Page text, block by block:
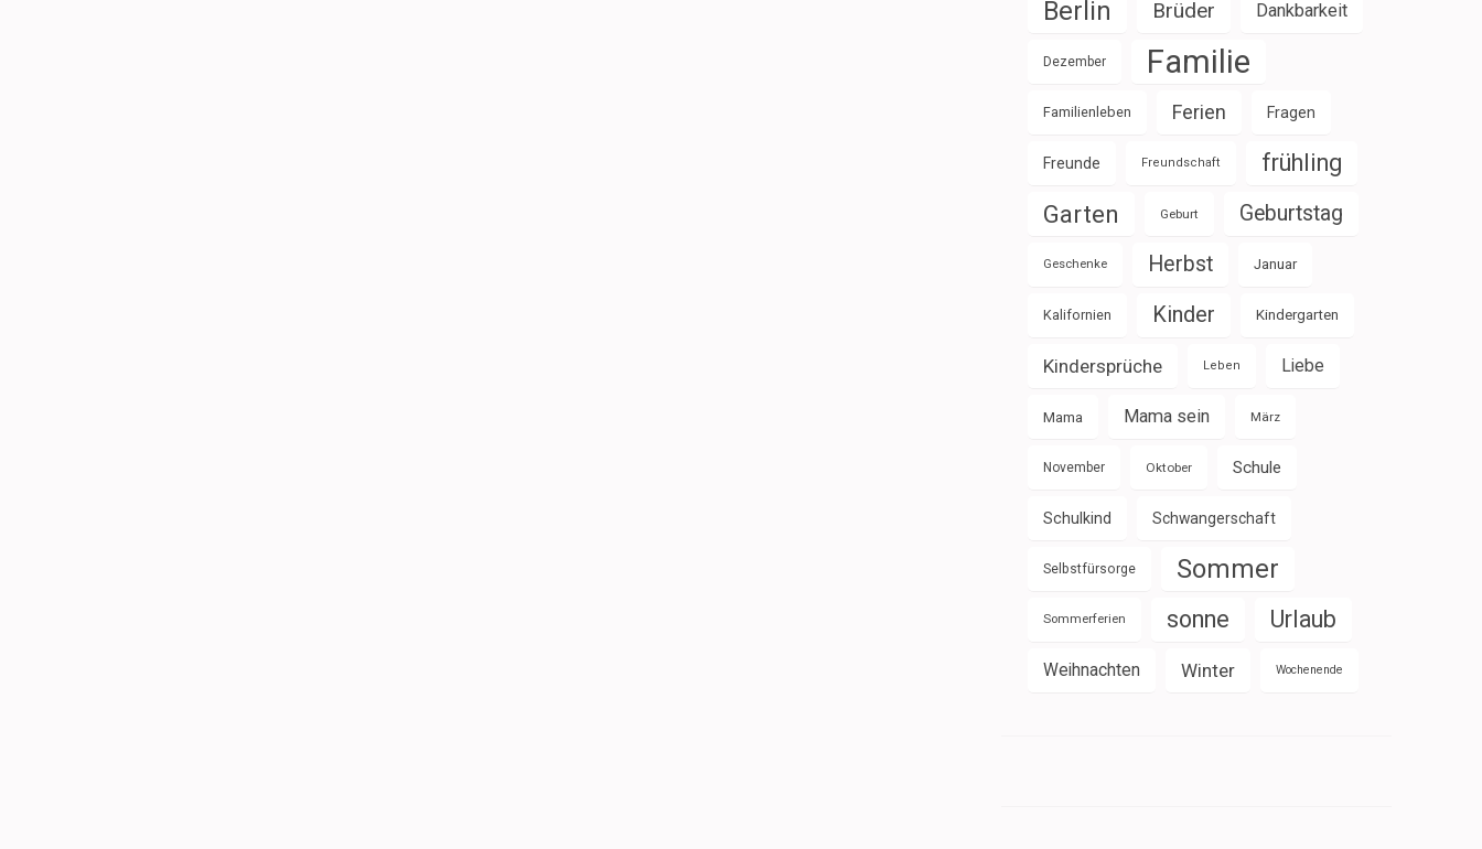
Berlin Brüder Dankbarkeit
Dezember Familie
Familienleben Ferien Fragen
Freunde Freundschaft frühling
Garten Geburt Geburtstag
Geschenke Herbst Januar
Kalifornien Kinder Kindergarten
Kindersprüche Leben Liebe
Mama Mama sein März
November Oktober Schule
Schulkind Schwangerschaft
Selbstfürsorge Sommer
Sommerferien sonne Urlaub
Weihnachten Winter Wochenende